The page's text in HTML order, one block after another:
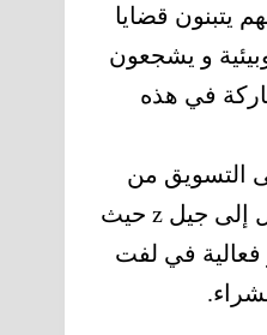
يتبنون قضايا
و يشجعون
في هذه
التسويق من
خلال المؤثرين لتصل إلى جيل z حيث
فعالية في لفت